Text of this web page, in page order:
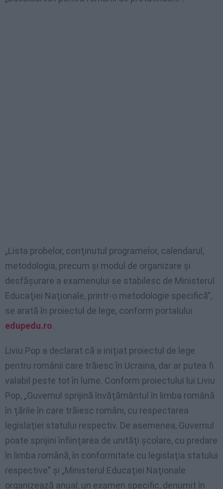
„Lista probelor, conţinutul programelor, calendarul,
metodologia, precum şi modul de organizare şi
desfăşurare a examenului se stabilesc de Ministerul
Educaţiei Naţionale, printr-o metodologie specifică”,
se arată în proiectul de lege, conform portalului
edupedu.ro.
Liviu Pop a declarat că a iniţiat proiectul de lege
pentru românii care trăiesc în Ucraina, dar ar putea fi
valabil peste tot în lume. Conform proiectului lui Liviu
Pop, „Guvernul sprijină învăţământul în limba română
în ţările în care trăiesc români, cu respectarea
legislaţiei statului respectiv. De asemenea, Guvernul
poate sprijini înfiinţarea de unităţi şcolare, cu predare
în limba română, în conformitate cu legislaţia statului
respective” şi „Ministerul Educaţiei Naţionale
organizează anual, un examen specific, denumit în